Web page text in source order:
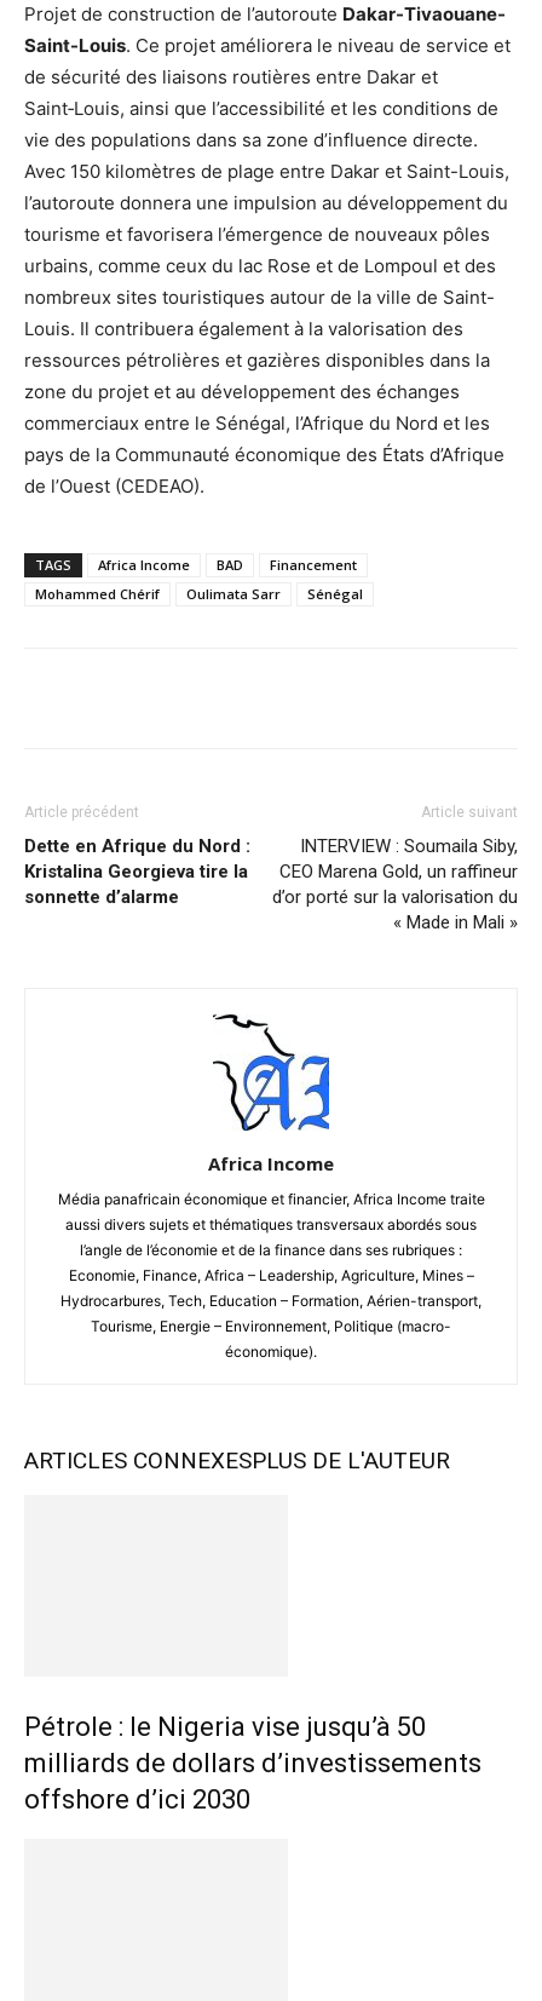
Projet de construction de l’autoroute Dakar-Tivaouane-
Saint-Louis. Ce projet améliorera le niveau de service et
de sécurité des liaisons routières entre Dakar et
Saint‑Louis, ainsi que l’accessibilité et les conditions de
vie des populations dans sa zone d’influence directe.
Avec 150 kilomètres de plage entre Dakar et Saint-Louis,
l’autoroute donnera une impulsion au développement du
tourisme et favorisera l’émergence de nouveaux pôles
urbains, comme ceux du lac Rose et de Lompoul et des
nombreux sites touristiques autour de la ville de Saint-
Louis. Il contribuera également à la valorisation des
ressources pétrolières et gazières disponibles dans la
zone du projet et au développement des échanges
commerciaux entre le Sénégal, l’Afrique du Nord et les
pays de la Communauté économique des États d’Afrique
de l’Ouest (CEDEAO).
TAGS Africa Income BAD
Financement
Mohammed Chérif
Oulimata Sarr Sénégal
Article précédent
Dette en Afrique du Nord :
Kristalina Georgieva tire la
sonnette d’alarme
Article suivant
INTERVIEW : Soumaila Siby,
CEO Marena Gold, un raffineur
d’or porté sur la valorisation du
« Made in Mali »
Africa Income
Média panafricain économique et financier, Africa Income traite
aussi divers sujets et thématiques transversaux abordés sous
l’angle de l’économie et de la finance dans ses rubriques :
Economie, Finance, Africa – Leadership, Agriculture, Mines –
Hydrocarbures, Tech, Education – Formation, Aérien-transport,
Tourisme, Energie – Environnement, Politique (macro-
économique).
ARTICLES CONNEXESPLUS DE L'AUTEUR
Pétrole : le Nigeria vise jusqu’à 50
milliards de dollars d’investissements
offshore d’ici 2030